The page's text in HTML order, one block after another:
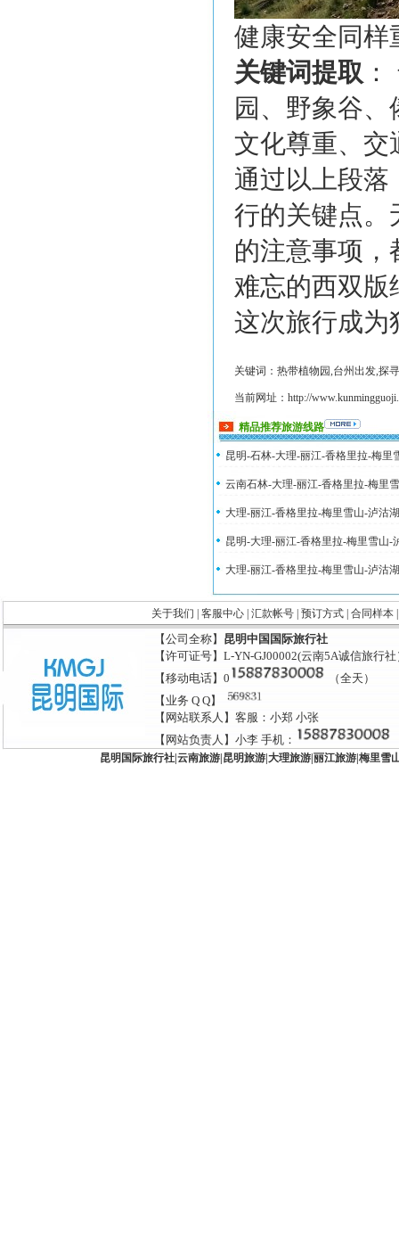
健康安全同样
关键词提取
园、野象谷
文化尊重、交
通过以上段落
行的关键点。
的注意事项
难忘的西双版
这次旅行成为
关键词：热带植物园,台州出发,探
当前网址：http://
精品推荐旅游线路
昆明-石林-大理-丽江-香格里拉-梅里
云南石林-大理-丽江-香格里拉-梅里
大理-丽江-香格里拉-梅里雪山-泸沽
昆明-大理-丽江-香格里拉-梅里雪山-
大理-丽江-香格里拉-梅里雪山-泸沽
关于我们 客服中心| 汇款帐号| 预订方式| 合同样本
【公司全称】 昆明中国国际旅行社
【许可证号】L-YN-GJ00002(云南5A诚信旅行社
【移动电话】0
（全天）
【业务 Q Q】
【网站联系人】客服：小郑 小张
【网站负责人】小李 手机：
昆明国际旅行社| 云南旅游| 昆明旅游| 大理旅游| 丽江旅游| 梅里雪